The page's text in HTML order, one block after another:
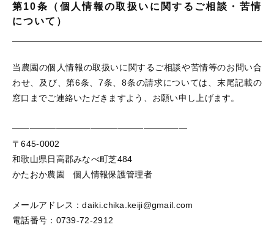
第10条（個人情報の取扱いに関するご相談・苦情
について）
当農園の個人情報の取扱いに関するご相談や苦情等のお問い合
わせ、及び、第6条、7条、8条の請求については、末尾記載の
窓口までご連絡いただきますよう、お願い申し上げます。
━━━━━━━━━━━━━━━━━━━━
〒645-0002
和歌山県日高郡みなべ町芝484
かたおか農園 個人情報保護管理者
メールアドレス：daiki.chika.keiji@gmail.com
電話番号：0739-72-2912